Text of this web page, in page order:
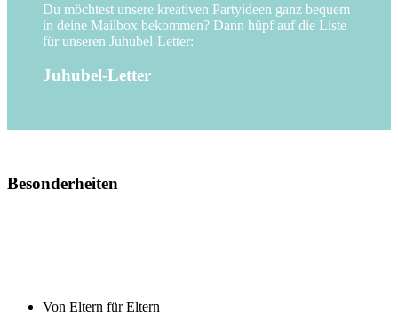
Du möchtest unsere kreativen Partyideen ganz bequem
in deine Mailbox bekommen? Dann hüpf auf die Liste
für unseren Juhubel-Letter:
Juhubel-Letter
Besonderheiten
Von Eltern für Eltern